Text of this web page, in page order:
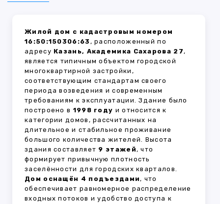
Жилой дом с кадастровым номером
16:50:150306:63 , расположенный по
адресу Казань, Академика Сахарова 27,
является типичным объектом городской
многоквартирной застройки,
соответствующим стандартам своего
периода возведения и современным
требованиям к эксплуатации. Здание было
построено в 1998 году и относится к
категории домов, рассчитанных на
длительное и стабильное проживание
большого количества жителей. Высота
здания составляет 9 этажей, что
формирует привычную плотность
заселённости для городских кварталов.
Дом оснащён 4 подъездами, что
обеспечивает равномерное распределение
входных потоков и удобство доступа к